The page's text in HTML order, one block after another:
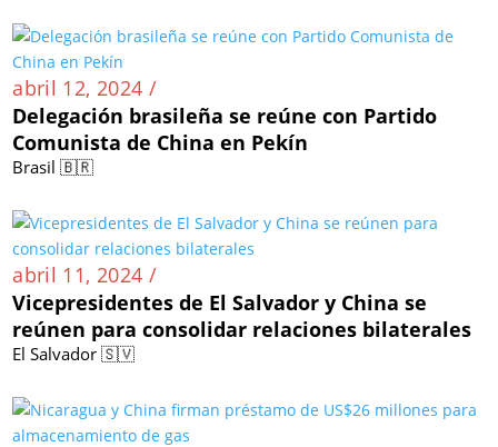
abril 12, 2024 /
Delegación brasileña se reúne con Partido
Comunista de China en Pekín
Brasil 🇧🇷
abril 11, 2024 /
Vicepresidentes de El Salvador y China se
reúnen para consolidar relaciones bilaterales
El Salvador 🇸🇻